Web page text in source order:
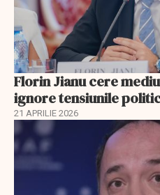
Florin Jianu cere
ignore tensiunile
21 APRILIE 2026
EXCLUSIV